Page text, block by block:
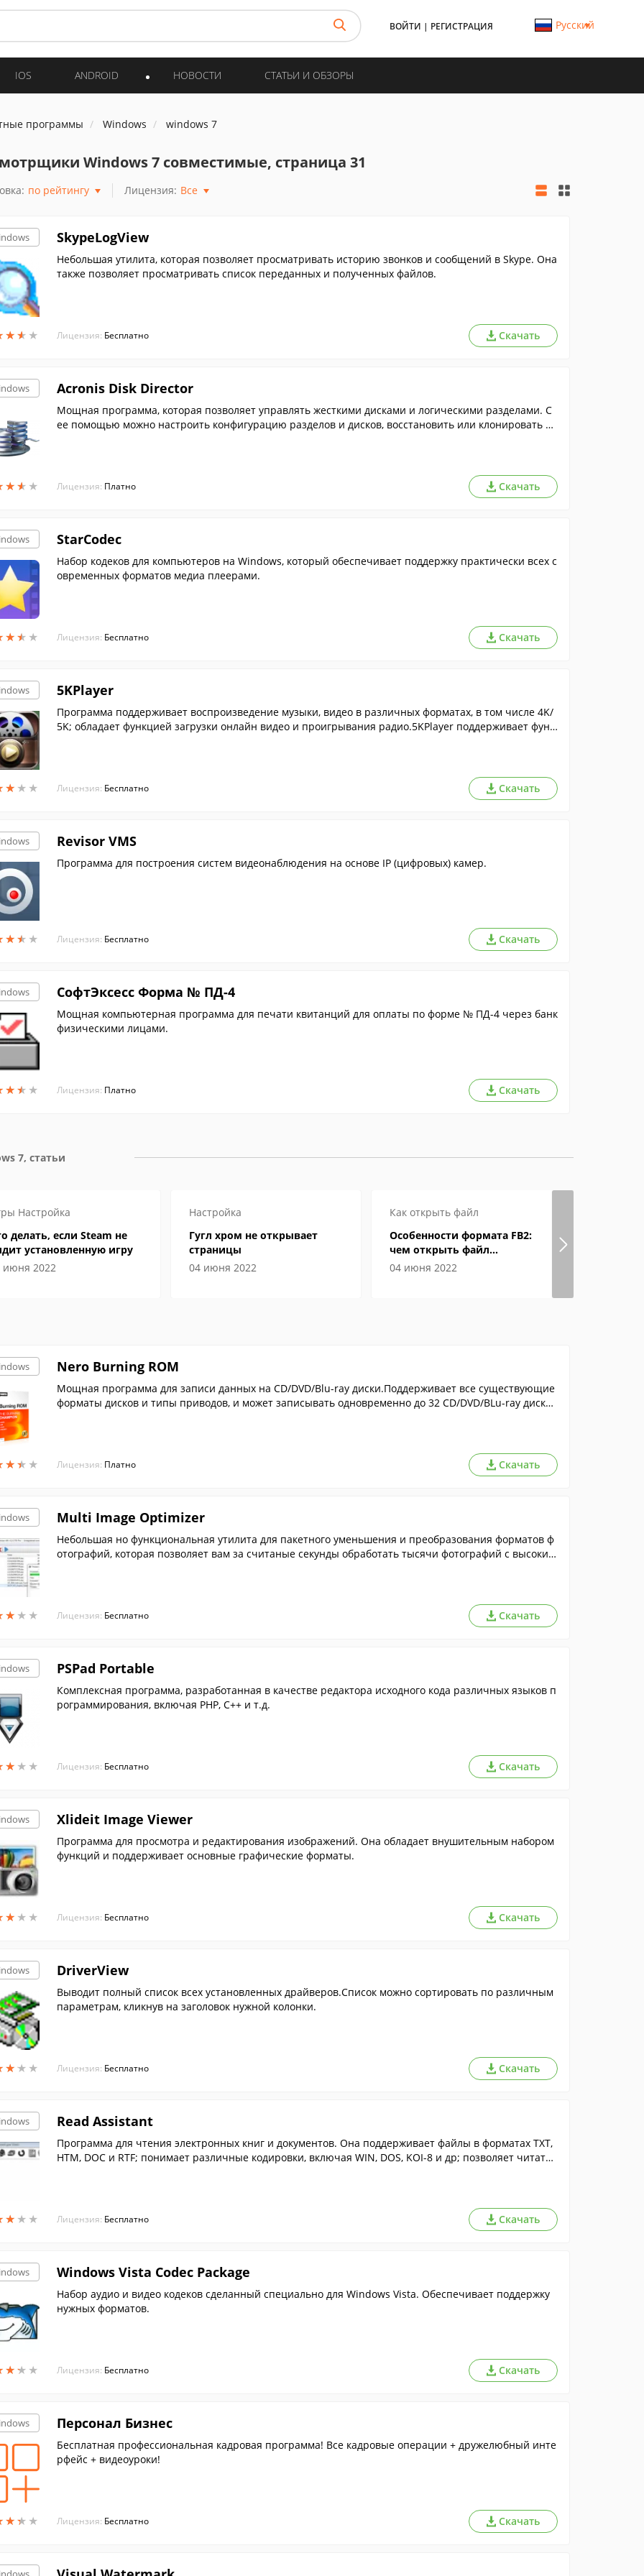
ВОЙТИ | РЕГИСТРАЦИЯ Русский
IOS ANDROID НОВОСТИ СТАТЬИ И ОБЗОРЫ
программы Windows windows 7
Windows 7 совместимые, страница 31
по рейтингу Лицензия: Все
★★ ★
★★ ★
SkypeLogView
Небольшая утилита, которая позволяет просматривать историю звонков и сообщений в Skype. Она
также позволяет просматривать список переданных и полученных файлов.
Лицензия: Бесплатно Скачать
★★ ★
★★ ★
Acronis Disk Director
Мощная программа, которая позволяет управлять жесткими дисками и логическими разделами. С
ее помощью можно настроить конфигурацию разделов и дисков, восстановить или клонировать и
Лицензия: Платно Скачать
★★ ★
★★ ★
StarCodec
Набор кодеков для компьютеров на Windows, который обеспечивает поддержку практически всех с
овременных форматов медиа плеерами.
Лицензия: Бесплатно Скачать
★ ★ ★
★ ★ ★
5KPlayer
Программа поддерживает воспроизведение музыки, видео в различных форматах, в том числе 4K/
5K; обладает функцией загрузки онлайн видео и проигрывания радио.5KPlayer поддерживает функ
Лицензия: Бесплатно Скачать
★★ ★
★★ ★
Revisor VMS
Программа для построения систем видеонаблюдения на основе IP (цифровых) камер.
Лицензия: Бесплатно Скачать
★★ ★
★★ ★
СофтЭксесс Форма № ПД-4
Мощная компьютерная программа для печати квитанций для оплаты по форме № ПД-4 через банк
физическими лицами.
Лицензия: Платно Скачать
7, статьи
Настройка
делать, если Steam не
установленную игру
июня 2022
Настройка
Гугл хром не открывает
страницы
04 июня 2022
Как открыть файл
Особенности формата FB2:
чем открыть файл
электронной книги
04 июня 2022
★★ ★
★★ ★
Nero Burning ROM
Мощная программа для записи данных на CD/DVD/Blu-ray диски.Поддерживает все существующие
форматы дисков и типы приводов, и может записывать одновременно до 32 CD/DVD/BLu-ray диско
Лицензия: Платно Скачать
★ ★ ★
★ ★ ★
Multi Image Optimizer
Небольшая но функциональная утилита для пакетного уменьшения и преобразования форматов ф
отографий, которая позволяет вам за считаные секунды обработать тысячи фотографий с высоким
Лицензия: Бесплатно Скачать
★ ★ ★
★ ★ ★
PSPad Portable
Комплексная программа, разработанная в качестве редактора исходного кода различных языков п
рограммирования, включая PHP, C++ и т.д.
Лицензия: Бесплатно Скачать
★ ★ ★
★ ★ ★
Xlideit Image Viewer
Программа для просмотра и редактирования изображений. Она обладает внушительным набором
функций и поддерживает основные графические форматы.
Лицензия: Бесплатно Скачать
★★ ★
★★ ★
DriverView
Выводит полный список всех установленных драйверов.Список можно сортировать по различным
параметрам, кликнув на заголовок нужной колонки.
Лицензия: Бесплатно Скачать
★ ★ ★
★ ★ ★
Read Assistant
Программа для чтения электронных книг и документов. Она поддерживает файлы в форматах TXT,
HTM, DOC и RTF; понимает различные кодировки, включая WIN, DOS, KOI-8 и др; позволяет читать
Лицензия: Бесплатно Скачать
★★ ★
★★ ★
Windows Vista Codec Package
Набор аудио и видео кодеков сделанный специально для Windows Vista. Обеспечивает поддержку
нужных форматов.
Лицензия: Бесплатно Скачать
★★ ★
★★ ★
Персонал Бизнес
Бесплатная профессиональная кадровая программа! Все кадровые операции + дружелюбный инте
рфейс + видеоуроки!
Лицензия: Бесплатно Скачать